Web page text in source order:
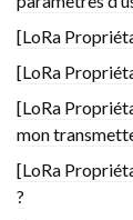
[LoRa
[LoRa
[LoRa
mon
[LoRa
?